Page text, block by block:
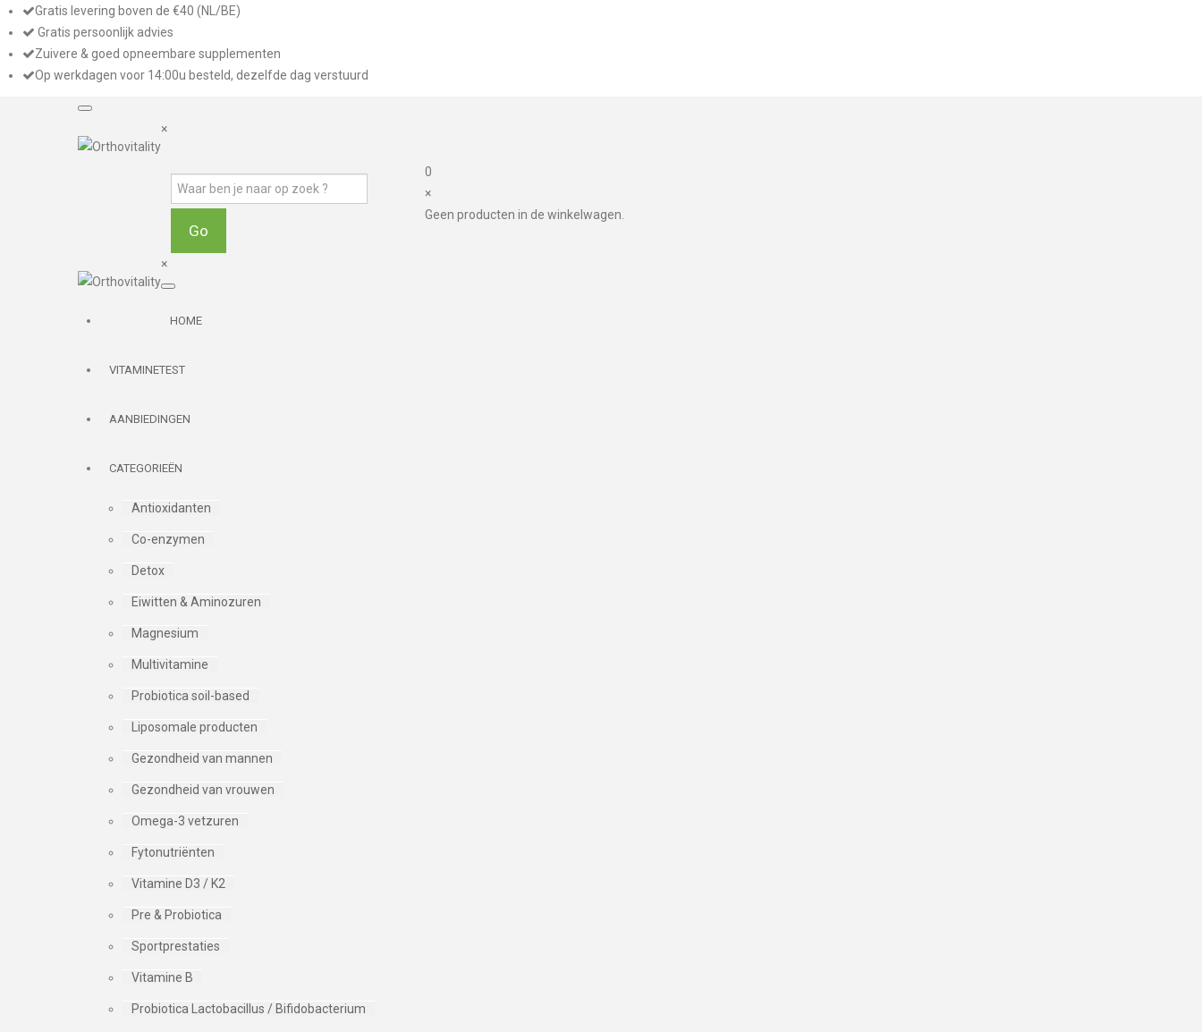
Gratis levering boven de €40 (NL/BE)
Gratis persoonlijk advies
Zuivere & goed opneembare supplementen
Op werkdagen voor 14:00u besteld, dezelfde dag verstuurd
×
0
×
Geen producten in de winkelwagen.
×
HOME
VITAMINETEST
AANBIEDINGEN
CATEGORIEËN
Antioxidanten
Co-enzymen
Detox
Eiwitten & Aminozuren
Magnesium
Multivitamine
Probiotica soil-based
Liposomale producten
Gezondheid van mannen
Gezondheid van vrouwen
Omega-3 vetzuren
Fytonutriënten
Vitamine D3 / K2
Pre & Probiotica
Sportprestaties
Vitamine B
Probiotica Lactobacillus / Bifidobacterium